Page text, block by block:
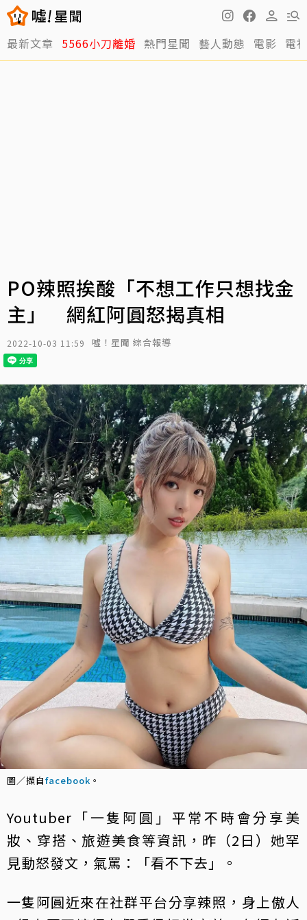
最新文章 5566小刀離婚 熱門星聞 藝人動態 電影 電
PO辣照挨酸「不想工作只想找金
主」 網紅阿圓怒揭真相
2022-10-03 11:59 噓！星聞 綜合報導
圖／擷自facebook 。
Youtuber「一隻阿圓」平常不時會分享美
妝、穿搭、旅遊美食等資訊，昨（2日）她罕
見動怒發文，氣罵：「看不下去」。
一隻阿圓近來在社群平台分享辣照，身上傲人